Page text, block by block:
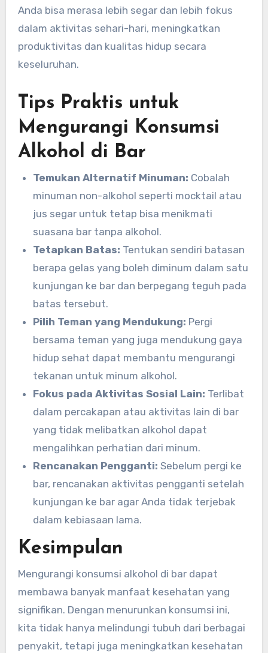
Anda bisa merasa lebih segar dan lebih fokus
dalam aktivitas sehari-hari, meningkatkan
produktivitas dan kualitas hidup secara
keseluruhan.
Tips Praktis untuk
Mengurangi Konsumsi
Alkohol di Bar
Temukan Alternatif Minuman: Cobalah
minuman non-alkohol seperti mocktail atau
jus segar untuk tetap bisa menikmati
suasana bar tanpa alkohol.
Tetapkan Batas: Tentukan sendiri batasan
berapa gelas yang boleh diminum dalam satu
kunjungan ke bar dan berpegang teguh pada
batas tersebut.
Pilih Teman yang Mendukung: Pergi
bersama teman yang juga mendukung gaya
hidup sehat dapat membantu mengurangi
tekanan untuk minum alkohol.
Fokus pada Aktivitas Sosial Lain: Terlibat
dalam percakapan atau aktivitas lain di bar
yang tidak melibatkan alkohol dapat
mengalihkan perhatian dari minum.
Rencanakan Pengganti: Sebelum pergi ke
bar, rencanakan aktivitas pengganti setelah
kunjungan ke bar agar Anda tidak terjebak
dalam kebiasaan lama.
Kesimpulan
Mengurangi konsumsi alkohol di bar dapat
membawa banyak manfaat kesehatan yang
signifikan. Dengan menurunkan konsumsi ini,
kita tidak hanya melindungi tubuh dari berbagai
penyakit, tetapi juga meningkatkan kesehatan